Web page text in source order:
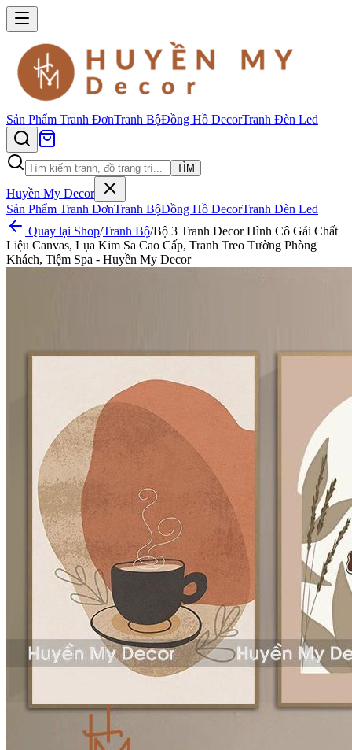
Sản Phẩm Tranh ĐơnTranh BộĐồng Hồ DecorTranh Đèn Led
TÌM
Huyền My Decor
Sản Phẩm Tranh ĐơnTranh BộĐồng Hồ DecorTranh Đèn Led
Quay lại Shop/Tranh Bộ/Bộ 3 Tranh Decor Hình Cô Gái Chất
Liệu Canvas, Lụa Kim Sa Cao Cấp, Tranh Treo Tường Phòng
Khách, Tiệm Spa - Huyền My Decor